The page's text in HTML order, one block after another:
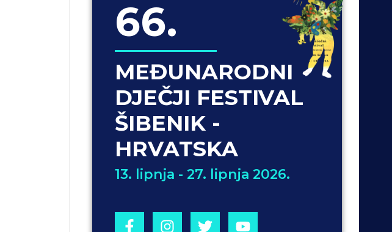
66.
MEĐUNARODNI
DJEČJI FESTIVAL
ŠIBENIK -
HRVATSKA
13. lipnja - 27. lipnja 2026.